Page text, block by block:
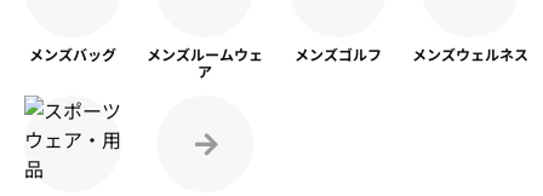
メンズバッグ メンズルームウェ
ア
メンズゴルフ メンズウェルネス